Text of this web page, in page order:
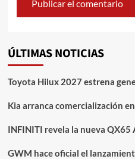
ÚLTIMAS NOTICIAS
Toyota Hilux 2027 estrena
Kia arranca comercialización
INFINITI revela la nueva
GWM hace oficial el